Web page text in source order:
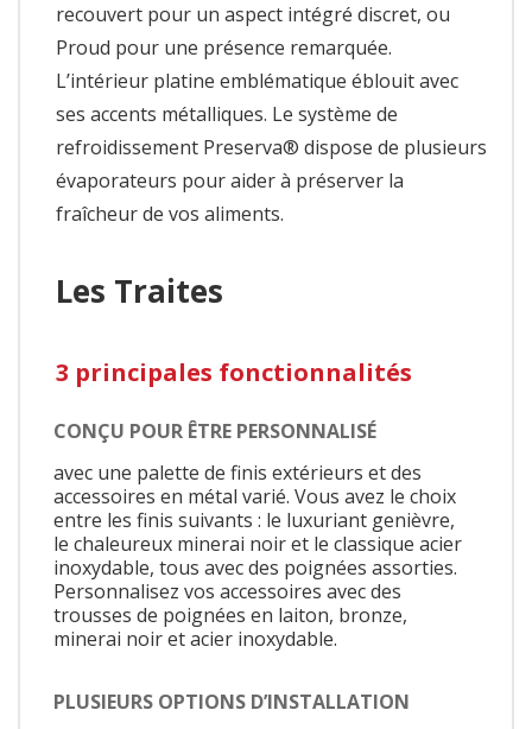
recouvert pour un aspect intégré discret, ou
Proud pour une présence remarquée.
L’intérieur platine emblématique éblouit avec
ses accents métalliques. Le système de
refroidissement Preserva® dispose de plusieurs
évaporateurs pour aider à préserver la
fraîcheur de vos aliments.
Les Traites
3 principales fonctionnalités
CONÇU POUR ÊTRE PERSONNALISÉ
avec une palette de finis extérieurs et des
accessoires en métal varié. Vous avez le choix
entre les finis suivants : le luxuriant genièvre,
le chaleureux minerai noir et le classique acier
inoxydable, tous avec des poignées assorties.
Personnalisez vos accessoires avec des
trousses de poignées en laiton, bronze,
minerai noir et acier inoxydable.
PLUSIEURS OPTIONS D’INSTALLATION